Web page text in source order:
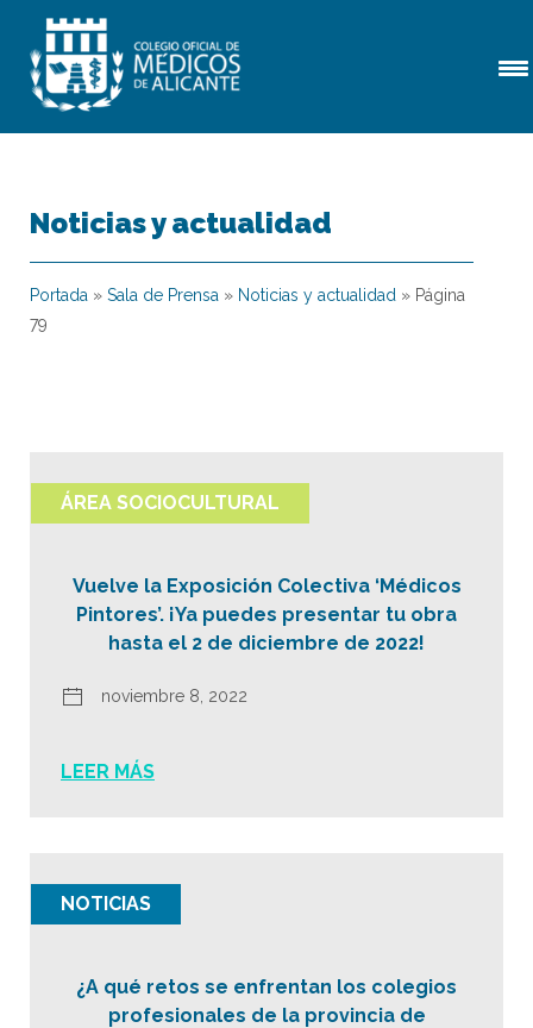
Noticias y actualidad
Portada » Sala de Prensa » Noticias y actualidad » Página
79
ÁREA SOCIOCULTURAL
Vuelve la Exposición Colectiva ‘Médicos
Pintores’. ¡Ya puedes presentar tu obra
hasta el 2 de diciembre de 2022!
noviembre 8, 2022
LEER MÁS
NOTICIAS
¿A qué retos se enfrentan los colegios
profesionales de la provincia de